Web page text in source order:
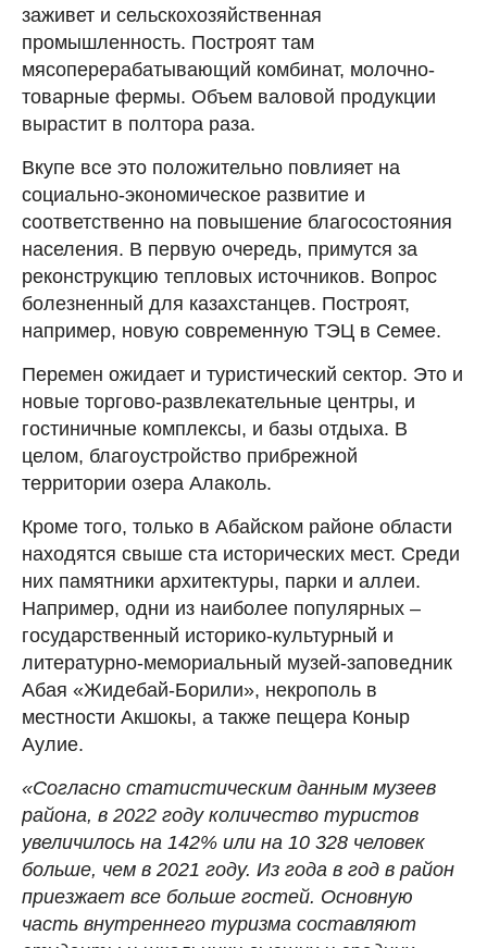
заживет и сельскохозяйственная
промышленность. Построят там
мясоперерабатывающий комбинат, молочно-
товарные фермы. Объем валовой продукции
вырастит в полтора раза.
Вкупе все это положительно повлияет на
социально-экономическое развитие и
соответственно на повышение благосостояния
населения. В первую очередь, примутся за
реконструкцию тепловых источников. Вопрос
болезненный для казахстанцев. Построят,
например, новую современную ТЭЦ в Семее.
Перемен ожидает и туристический сектор. Это и
новые торгово-развлекательные центры, и
гостиничные комплексы, и базы отдыха. В
целом, благоустройство прибрежной
территории озера Алаколь.
Кроме того, только в Абайском районе области
находятся свыше ста исторических мест. Среди
них памятники архитектуры, парки и аллеи.
Например, одни из наиболее популярных –
государственный историко-культурный и
литературно-мемориальный музей-заповедник
Абая «Жидебай-Борили», некрополь в
местности Акшокы, а также пещера Коныр
Аулие.
«Согласно статистическим данным музеев
района, в 2022 году количество туристов
увеличилось на 142% или на 10 328 человек
больше, чем в 2021 году. Из года в год в район
приезжает все больше гостей. Основную
часть внутреннего туризма составляют